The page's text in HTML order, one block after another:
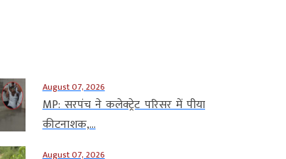
August 07, 2026
MP: सरपंच ने कलेक्ट्रेट परिसर में पीया
कीटनाशक,...
August 07, 2026